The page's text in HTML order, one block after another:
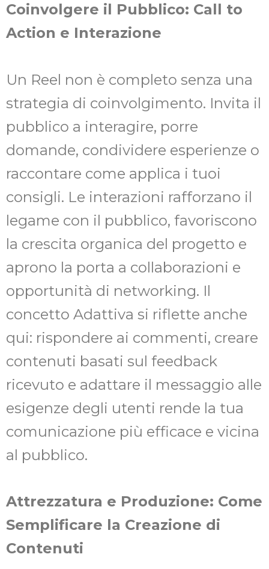
Coinvolgere il Pubblico: Call to
Action e Interazione
Un Reel non è completo senza una
strategia di coinvolgimento. Invita il
pubblico a interagire, porre
domande, condividere esperienze o
raccontare come applica i tuoi
consigli. Le interazioni rafforzano il
legame con il pubblico, favoriscono
la crescita organica del progetto e
aprono la porta a collaborazioni e
opportunità di networking. Il
concetto Adattiva si riflette anche
qui: rispondere ai commenti, creare
contenuti basati sul feedback
ricevuto e adattare il messaggio alle
esigenze degli utenti rende la tua
comunicazione più efficace e vicina
al pubblico.
Attrezzatura e Produzione: Come
Semplificare la Creazione di
Contenuti